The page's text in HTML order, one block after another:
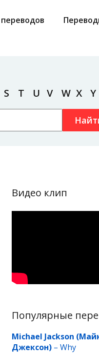
S T U V W X Y
Видео клип
Популярные
Michael Jackson
Джексон) – Why